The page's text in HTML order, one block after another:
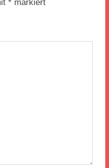
*markiert